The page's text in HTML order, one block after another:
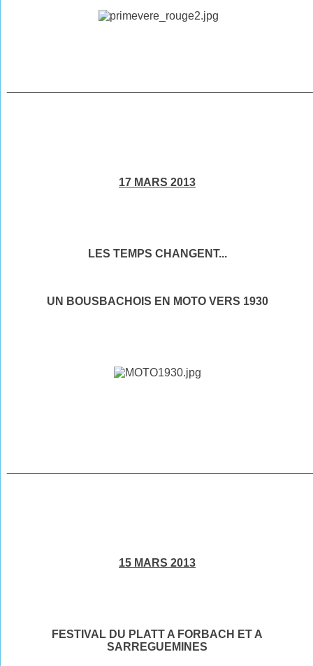
17 MARS 2013
LES TEMPS CHANGENT...
UN BOUSBACHOIS EN MOTO VERS 1930
15 MARS 2013
FESTIVAL DU PLATT A FORBACH ET A
SARREGUEMINES